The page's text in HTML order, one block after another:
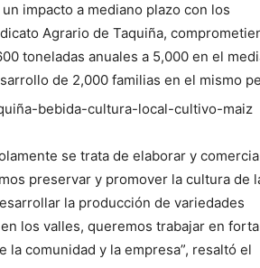
impacto a mediano plazo con los
Agrario de Taquiña,
toneladas anuales a 5,000 en el
de 2,000 familias en el mismo
se trata de elaborar y
preservar y promover la cultura de
la producción de variedades
los valles, queremos trabajar en
la comunidad y la empresa”, resaltó el